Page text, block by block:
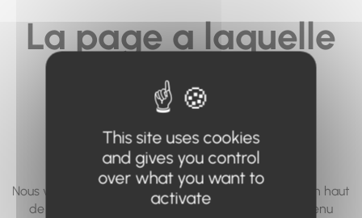
La page a laquelle
vous cherchez à
accéder n'existe
pas... ou plus.
Nous vous invitons à utiliser le moteur de recherche en haut
de page, ou à utiliser le menu pour trouver le contenu
This site uses cookies
and gives you control
over what you want to
activate